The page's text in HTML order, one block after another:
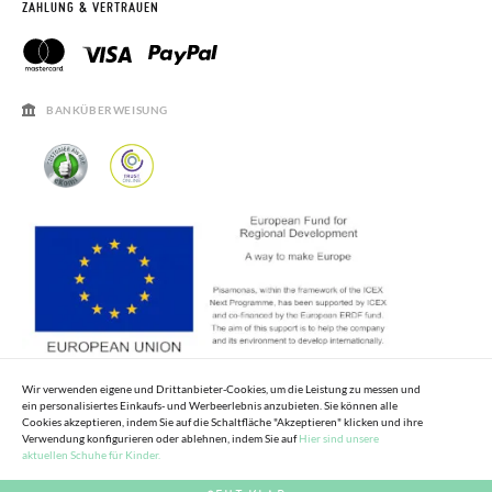
RECHTSHINWEISE
SALE
KONTAKT
ÖFFNUNGSZEITEN
HÄUFIGKEIT DER BEANTWORTUNG VON FRAGEN
ZAHLUNG & VERTRAUEN
BANKÜBERWEISUNG
Wir verwenden eigene und Drittanbieter-Cookies, um die Leistung zu messen und
ein personalisiertes Einkaufs- und Werbeerlebnis anzubieten. Sie können alle
Cookies akzeptieren, indem Sie auf die Schaltfläche "Akzeptieren" klicken und ihre
Verwendung konfigurieren oder ablehnen, indem Sie aufHier sind unsere
aktuellen Schuhe für Kinder.